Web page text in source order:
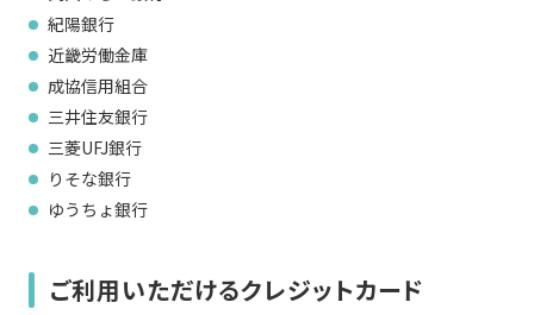
企業情報
アクセス
紀陽銀行
近畿労働金庫
成協信用組合
三井住友銀行
三菱UFJ銀行
りそな銀行
ゆうちょ銀行
ご利用いただけるクレジットカード